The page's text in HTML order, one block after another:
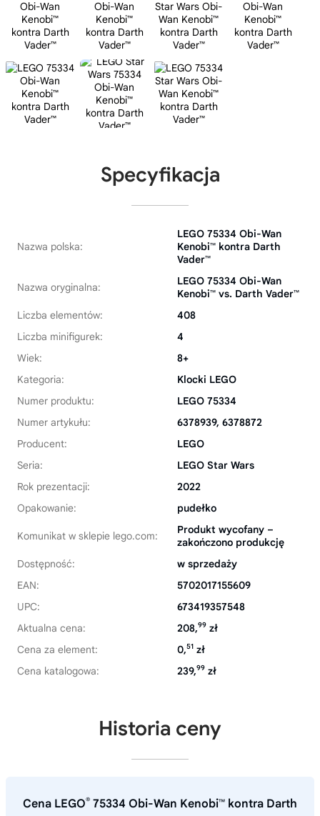
Specyfikacja
Nazwa polska:
LEGO 75334 Obi-Wan
Kenobi™ kontra Darth
Vader™
Nazwa oryginalna:
LEGO 75334 Obi-Wan
Kenobi™ vs. Darth Vader™
Liczba elementów:
408
Liczba minifigurek:
4
Wiek:
8+
Kategoria:
Klocki LEGO
Numer produktu:
LEGO 75334
Numer artykułu:
6378939, 6378872
Producent:
LEGO
Seria:
LEGO Star Wars
Rok prezentacji:
2022
Opakowanie:
pudełko
Komunikat w sklepie lego.com:
Produkt wycofany –
zakończono produkcję
Dostępność:
w sprzedaży
EAN:
5702017155609
UPC:
673419357548
Aktualna cena:
208,99 zł
Cena za element:
0,51 zł
Cena katalogowa:
239,99 zł
Historia ceny
Cena LEGO® 75334 Obi-Wan Kenobi™ kontra Darth